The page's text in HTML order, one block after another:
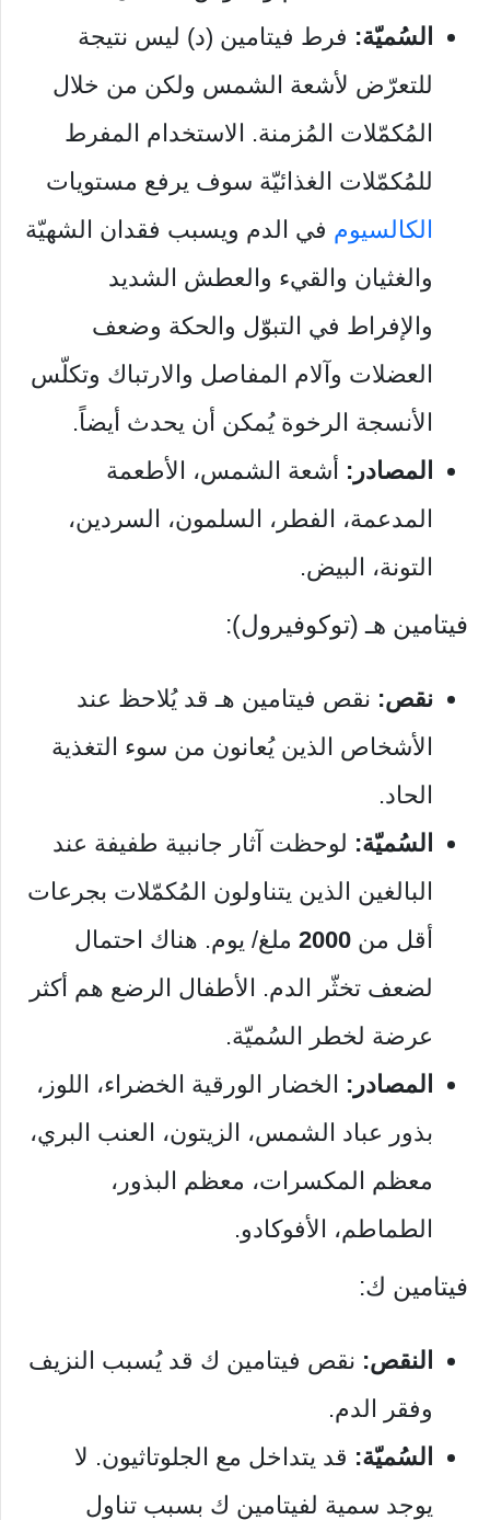
السُميّة: فرط فيتامين (د) ليس نتيجة
للتعرّض لأشعة الشمس ولكن من خلال
المُكمّلات المُزمنة. الاستخدام المفرط
للمُكمّلات الغذائيّة سوف يرفع مستويات
الكالسيوم في الدم ويسبب فقدان الشهيّة
والغثيان والقيء والعطش الشديد
والإفراط في التبوّل والحكة وضعف
العضلات وآلام المفاصل والارتباك وتكلّس
الأنسجة الرخوة يُمكن أن يحدث أيضاً.
المصادر: أشعة الشمس، الأطعمة
المدعمة، الفطر، السلمون، السردين،
التونة، البيض.
فيتامين هـ (توكوفيرول):
نقص: نقص فيتامين هـ قد يُلاحظ عند
الأشخاص الذين يُعانون من سوء التغذية
الحاد.
السُميّة: لوحظت آثار جانبية طفيفة عند
البالغين الذين يتناولون المُكمّلات بجرعات
أقل من 2000 ملغ/ يوم. هناك احتمال
لضعف تخثّر الدم. الأطفال الرضع هم أكثر
عرضة لخطر السُميّة.
المصادر: الخضار الورقية الخضراء، اللوز،
بذور عباد الشمس، الزيتون، العنب البري،
معظم المكسرات، معظم البذور،
الطماطم، الأفوكادو.
فيتامين ك:
النقص: نقص فيتامين ك قد يُسبب النزيف
وفقر الدم.
السُميّة: قد يتداخل مع الجلوتاثيون. لا
يوجد سمية لفيتامين ك بسبب تناول